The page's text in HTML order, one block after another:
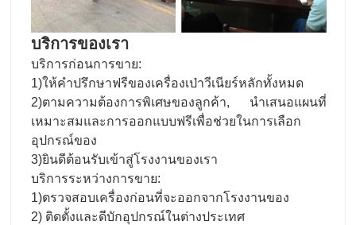
บริการของเรา
บริการก่อนการขาย:
1)ให้คําปรึกษาฟรีของเครื่องเป่าวีเนียร์หลักทั้งหมด
2)ตามความต้องการพิเศษของลูกค้า, นําเสนอแผนที่
เหมาะสมและการออกแบบฟรีเพื่อช่วยในการเลือก
อุปกรณ์ของ
3)ยินดีต้อนรับเข้าสู่โรงงานของเรา
บริการระหว่างการขาย:
1)ตรวจสอบเครื่องก่อนที่จะออกจากโรงงานของ
2) ติดตั้งและดีบักอุปกรณ์ในต่างประเทศ